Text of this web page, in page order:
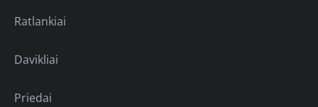
Ratlankiai
Davikliai
Priedai